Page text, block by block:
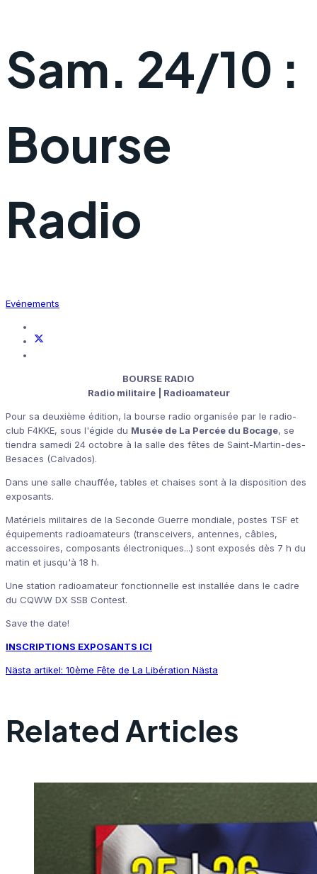
Sam. 24/10 :
Bourse
Radio
Evénements
BOURSE RADIO
Radio militaire | Radioamateur
Pour sa deuxième édition, la bourse radio organisée par le radio-
club F4KKE, sous l'égide du Musée de La Percée du Bocage, se
tiendra samedi 24 octobre à la salle des fêtes de Saint-Martin-des-
Besaces (Calvados).
Dans une salle chauffée, tables et chaises sont à la disposition des
exposants.
Matériels militaires de la Seconde Guerre mondiale, postes TSF et
équipements radioamateurs (transceivers, antennes, câbles,
accessoires, composants électroniques...) sont exposés dès 7 h du
matin et jusqu'à 18 h.
Une station radioamateur fonctionnelle est installée dans le cadre
du CQWW DX SSB Contest.
Save the date!
INSCRIPTIONS EXPOSANTS ICI
Nästa artikel: 10ème Fête de La Libération Nästa
Related Articles